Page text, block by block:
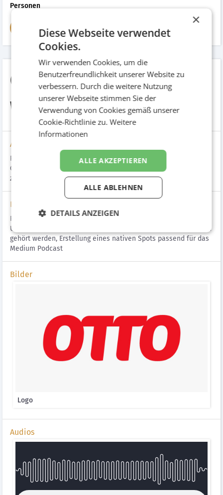
Personen
Sprecher des Audiospots
OTTO
Winterkampagne
Aufgabenstellung
Präsentation des Wintersortiments von OTTO, Weihnachten bei
OTTO Versand, Produktion des Audiospots zur
zielgruppengenauen Ansprache
Lösung
Präsentation des OTTO Sortiments zur Weihnachtszeit in
Umfeldern, die hauptsächlich von haushaltführenden Personen
gehört werden, Erstellung eines nativen Spots passend für das
Medium Podcast
Bilder
Logo
Audios
×
Diese Webseite verwendet
Cookies.
Wir verwenden Cookies, um die
Benutzerfreundlichkeit unserer Website zu
verbessern. Durch die weitere Nutzung
unserer Webseite stimmen Sie der
Verwendung von Cookies gemäß unserer
Cookie-Richtlinie zu.Weitere
Informationen
ALLE AKZEPTIEREN
ALLE ABLEHNEN
DETAILS ANZEIGEN